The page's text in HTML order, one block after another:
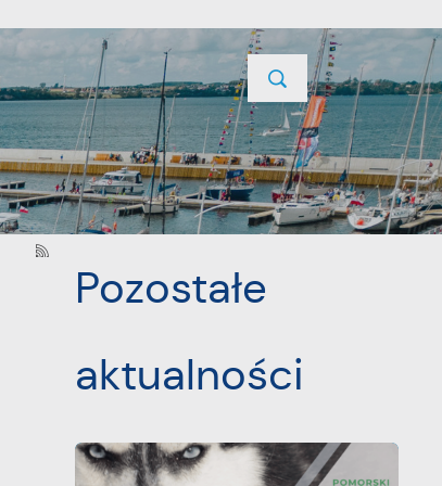
PROJEKTY UNIJNE KONTAKT
POPRZEDNI
Pozostałe
aktualności